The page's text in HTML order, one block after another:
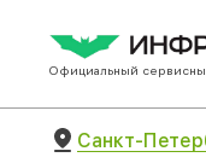
Официальный
Санкт-